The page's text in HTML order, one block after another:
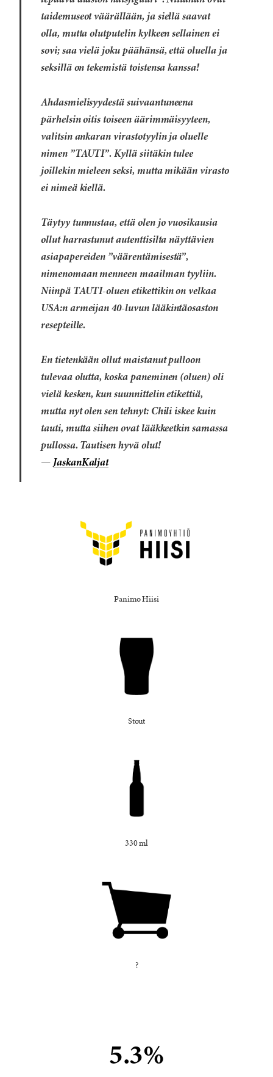
taidemuseot väärällään, ja siellä saavat
olla, mutta olutputelin kylkeen sellainen ei
sovi; saa vielä joku päähänsä, että oluella ja
seksillä on tekemistä toistensa kanssa!
Ahdasmielisyydestä suivaantuneena
pärhelsin oitis toiseen äärimmäisyyteen,
valitsin ankaran virastotyylin ja oluelle
nimen ”TAUTI”. Kyllä siitäkin tulee
joillekin mieleen seksi, mutta mikään virasto
ei nimeä kiellä.
Täytyy tunnustaa, että olen jo vuosikausia
ollut harrastunut autenttisilta näyttävien
asiapapereiden ”väärentämisestä”,
nimenomaan menneen maailman tyyliin.
Niinpä TAUTI-oluen etikettikin on velkaa
USA:n armeijan 40-luvun lääkintäosaston
resepteille.
En tietenkään ollut maistanut pulloon
tulevaa olutta, koska paneminen (oluen) oli
vielä kesken, kun suunnittelin etikettiä,
mutta nyt olen sen tehnyt: Chili iskee kuin
tauti, mutta siihen ovat lääkkeetkin samassa
pullossa. Tautisen hyvä olut!
— JaskanKaljat
Panimo Hiisi
Stout
330 ml
?
5.3%